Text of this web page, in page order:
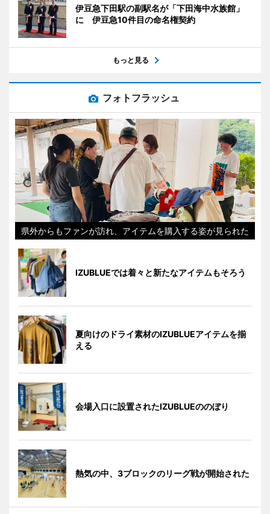
伊豆急下田駅の副駅名が「下田海中水族館」
に 伊豆急10件目の命名権契約
もっと見る
フォトフラッシュ
県外からもファンが訪れ、アイテムを購入する姿が見られた
IZUBLUEでは着々と新たなアイテムもそろう
夏向けのドライ素材のIZUBLUEアイテムを揃
える
会場入口に設置されたIZUBLUEののぼり
熱気の中、3ブロックのリーグ戦が開始された